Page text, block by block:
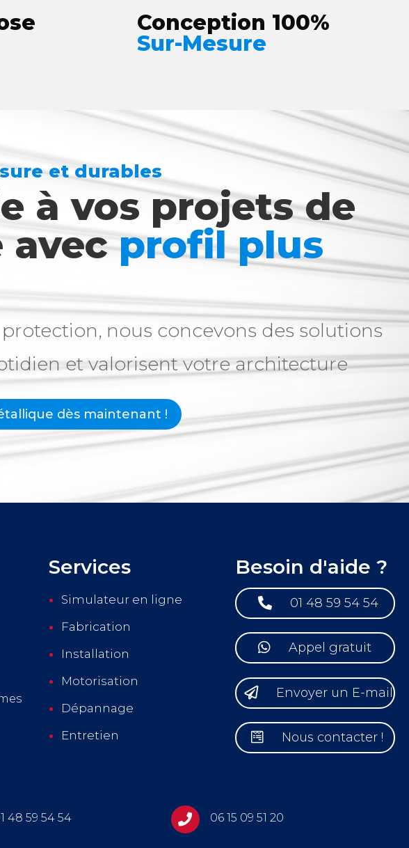
Conception 100%
Sur-Mesure
et durables
à vos projets de
avecprofil plus
nous concevons des solutions
et valorisent votre architecture
dès maintenant !
Services
Simulateur en ligne
Fabrication
Installation
Motorisation
Dépannage
Entretien
Besoin d'aide ?
 01 48 59 54 54
 Appel gratuit
 Envoyer un E-mail
 Nous contacter !
48 59 54 54  06 15 09 51 20